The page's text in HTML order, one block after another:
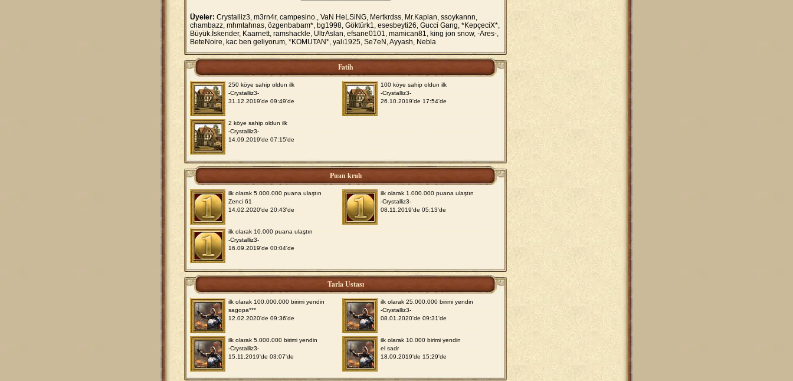
Üyeler: Crystalliz3, m3rn4r, campesino., VaN HeLSiNG, Mertkrdss, Mr.Kaplan, ssoykannn,
chambazz, mhmtahnas, özgenbabam*, bg1998, Göktürk1, esesbeyti26, Gucci Gang, *KepçeciX*,
Büyük.İskender, Kaarnett, ramshackle, UltrAslan, efsane0101, mamican81, king jon snow, -Ares-,
BeteNoire, kac ben geliyorum, *KOMUTAN*, yalı1925, Se7eN, Ayyash, Nebla
Fatih
250 köye sahip oldun ilk
-Crystalliz3-
31.12.2019'de 09:49'de
100 köye sahip oldun ilk
-Crystalliz3-
26.10.2019'de 17:54'de
2 köye sahip oldun ilk
-Crystalliz3-
14.09.2019'de 07:15'de
Puan kralı
ilk olarak 5.000.000 puana ulaştın
Zenci 61
14.02.2020'de 20:43'de
ilk olarak 1.000.000 puana ulaştın
-Crystalliz3-
08.11.2019'de 05:13'de
ilk olarak 10.000 puana ulaştın
-Crystalliz3-
16.09.2019'de 00:04'de
Tarla Ustası
ilk olarak 100.000.000 birimi yendin
sagopa***
12.02.2020'de 09:36'de
ilk olarak 25.000.000 birimi yendin
-Crystalliz3-
08.01.2020'de 09:31'de
ilk olarak 5.000.000 birimi yendin
-Crystalliz3-
15.11.2019'de 03:07'de
ilk olarak 10.000 birimi yendin
el sadr
18.09.2019'de 15:29'de